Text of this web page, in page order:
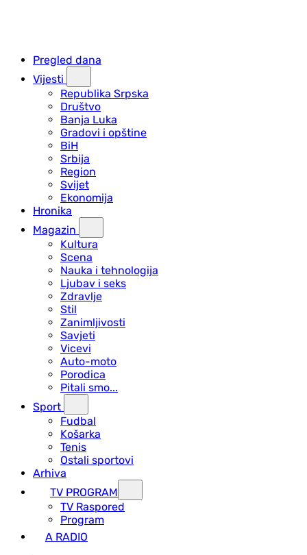
Pregled dana
Vijesti
Republika Srpska
Društvo
Banja Luka
Gradovi i opštine
BiH
Srbija
Region
Svijet
Ekonomija
Hronika
Magazin
Kultura
Scena
Nauka i tehnologija
Ljubav i seks
Zdravlje
Stil
Zanimljivosti
Savjeti
Vicevi
Auto-moto
Porodica
Pitali smo...
Sport
Fudbal
Košarka
Tenis
Ostali sportovi
Arhiva
TV PROGRAM
ТV Raspored
Program
A RADIO